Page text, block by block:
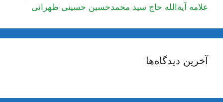
علامه آیة‌الله حاج سید محمدحسین حسینی طهرانی
آخرین دیدگاه‌ها